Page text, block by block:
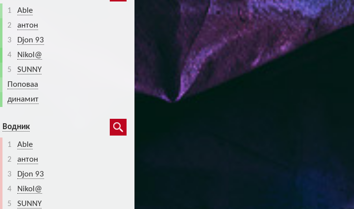
1 Able
2 антон
3 Djon 93
4 Nikol@
5
SUNNY
Поповаа
динамит
Водник
1 Able
2 антон
3 Djon 93
4 Nikol@
5
SUNNY